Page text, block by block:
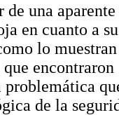
de una
en cuanto a
lo
de la